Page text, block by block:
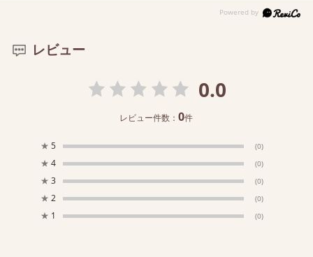
レビュー
0.0
レビュー件数：0件
★ 5 (0)
★ 4 (0)
★ 3 (0)
★ 2 (0)
★ 1 (0)